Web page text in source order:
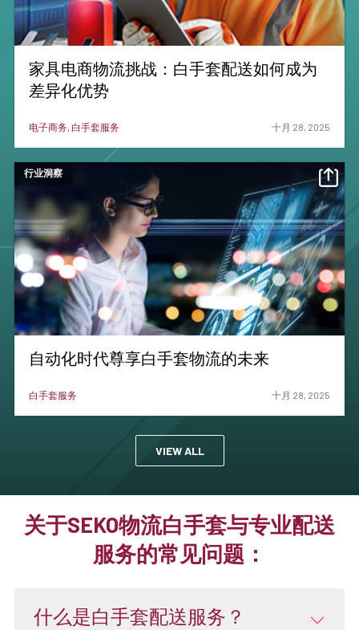
家具电商物流挑战：白手套配送如何成为
差异化优势
电子商务, 白手套服务 十月 28, 2025
行业洞察
自动化时代尊享白手套物流的未来
白手套服务 十月 28, 2025
VIEW ALL
关于SEKO物流白手套与专业配送
服务的常见问题：
什么是白手套配送服务？